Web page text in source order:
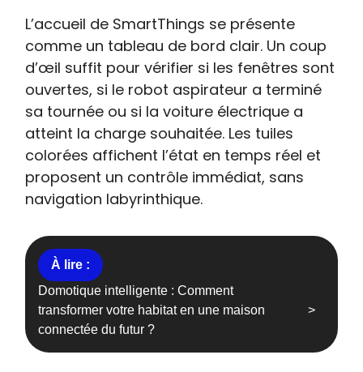
L’accueil de SmartThings se présente
comme un tableau de bord clair. Un coup
d’œil suffit pour vérifier si les fenêtres sont
ouvertes, si le robot aspirateur a terminé
sa tournée ou si la voiture électrique a
atteint la charge souhaitée. Les tuiles
colorées affichent l’état en temps réel et
proposent un contrôle immédiat, sans
navigation labyrinthique.
Domotique intelligente : Comment
transformer votre habitat en une maison
connectée du futur ?